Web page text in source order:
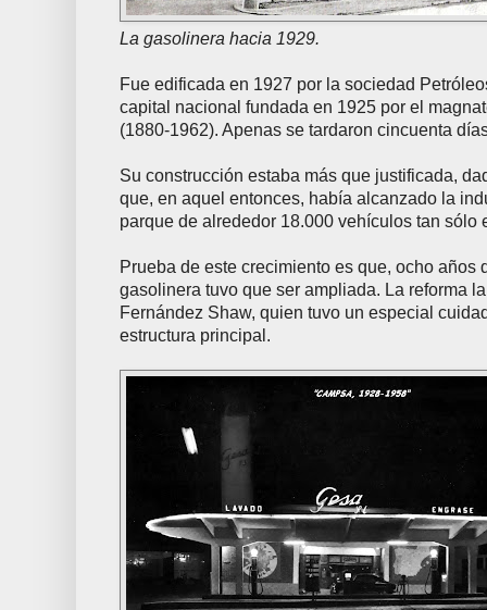
La gasolinera hacia 1929.
Fue edificada en 1927 por la sociedad
capital nacional fundada en 1925 por el
(1880-1962). Apenas se tardaron cincuenta
Su construcción estaba más que justificada,
que, en aquel entonces, había alcanzado la
parque de alrededor 18.000 vehículos tan sólo
Prueba de este crecimiento es que, ocho años
gasolinera tuvo que ser ampliada. La reforma
Fernández Shaw, quien tuvo un especial
estructura principal.